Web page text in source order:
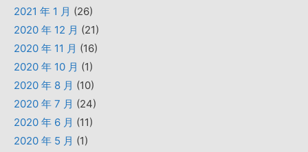
2021 年 1 月 (26)
2020 年 12 月 (21)
2020 年 11 月 (16)
2020 年 10 月 (1)
2020 年 8 月 (10)
2020 年 7 月 (24)
2020 年 6 月 (11)
2020 年 5 月 (1)